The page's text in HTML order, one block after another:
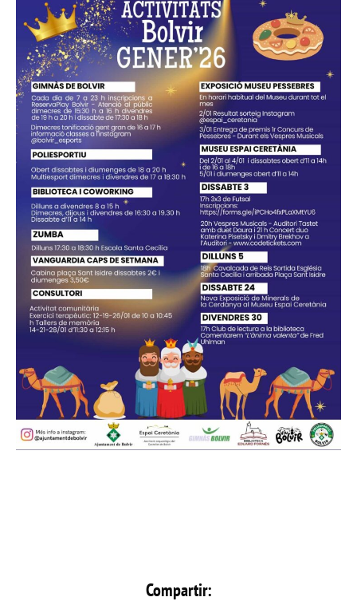
Compartir: